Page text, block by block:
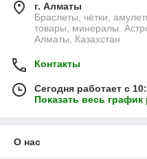
г. Алматы
Браслеты, чётки,
товары, минералы.
Алматы, Казахстан
Контакты
Сегодня работает с
Показать весь
О нас